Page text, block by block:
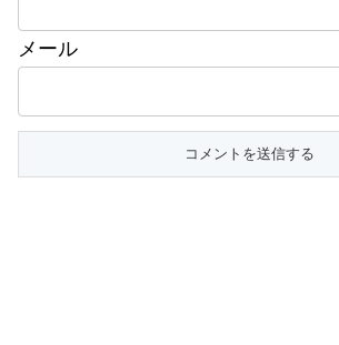
メール